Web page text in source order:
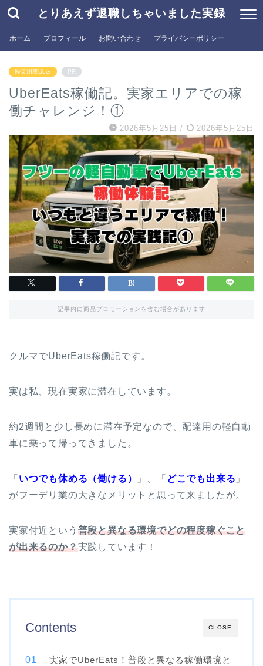
とりあえず退職しちゃいました実録
ホーム プロフィール お問い合わせ プライバシーポリシー
軽乗用車Uber PR
UberEats稼働記。実家エリアでの稼
働チャレンジ！①
2026年5月25日 / 2026年5月25日
記事内に商品プロモーションを含む場合があります
クルマでUberEats稼働記です。
実は私、現在実家に滞在しています。
約2週間と少し長めに滞在予定なので、配達用の軽自動
車に乗って帰ってきました。
「 いつでも休める（働ける） 」、「 どこでも出来る 」
がフーデリ業の大きなメリットと思って来ましたが。
実家付近という 普段と異なる環境でどの程度稼ぐこと
が出来るのか？実践しています！
CLOSE
Contents
実家でUberEats！普段と異なる稼働環境と